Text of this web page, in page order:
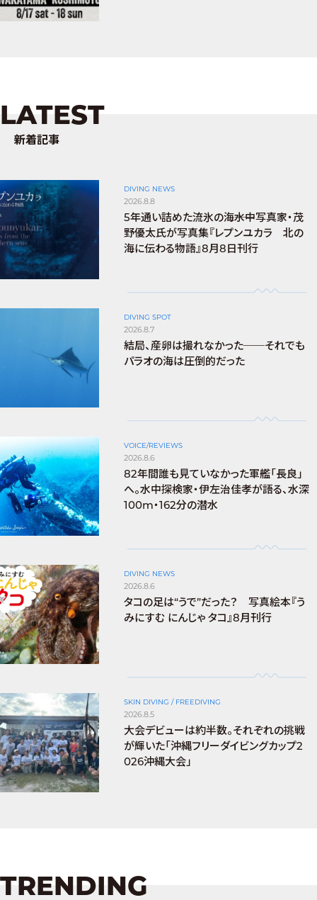
LATEST
新着記事
DIVING NEWS
2026.8.8
5年通い詰めた流氷の海――水中写真家・茂
野優太氏が写真集『レプンユカラ 北の
海に伝わる物語』8月8日刊行
DIVING SPOT
2026.8.7
結局、産卵は撮れなかった──それでも
パラオの海は圧倒的だった
VOICE/REVIEWS
2026.8.6
82年間誰も見ていなかった軍艦「長良」
へ。水中探検家・伊左治佳孝が語る、水深
100m・162分の潜水
DIVING NEWS
2026.8.6
タコの足は“うで”だった？ 写真絵本『う
みにすむ にんじゃ タコ』8月刊行
SKIN DIVING / FREEDIVING
2026.8.5
大会デビューは約半数。それぞれの挑戦
が輝いた「沖縄フリーダイビングカップ2
026沖縄大会」
TRENDING